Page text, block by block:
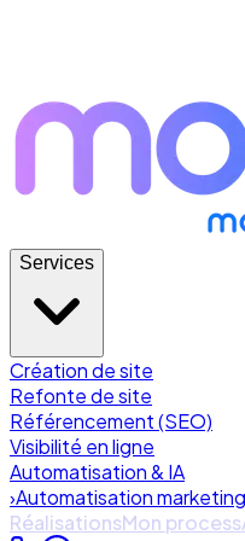
Services
Création de site
Refonte de site
Référencement (SEO)
Visibilité en ligne
Automatisation & IA
›Automatisation marketing
RéalisationsMon process